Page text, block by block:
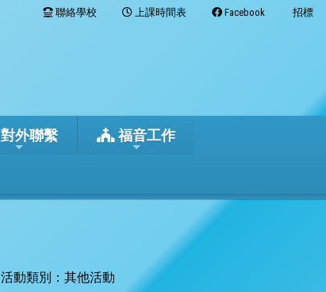
聯絡學校 上課時間表 Facebook 招標
對外聯繫 福音工作
活動類別：其他活動